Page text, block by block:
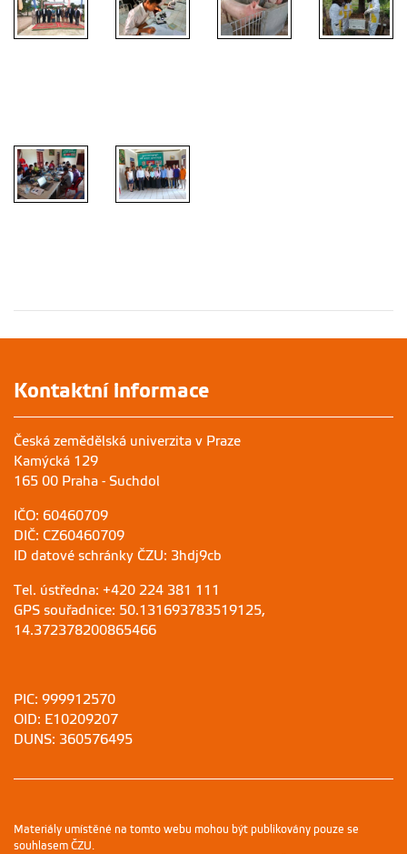
Kontaktní informace
Česká zemědělská univerzita v Praze
Kamýcká 129
165 00 Praha - Suchdol
IČO: 60460709
DIČ: CZ60460709
ID datové schránky ČZU: 3hdj9cb
Tel. ústředna: +420 224 381 111
GPS souřadnice: 50.131693783519125,
14.372378200865466
PIC: 999912570
OID: E10209207
DUNS: 360576495
Materiály umístěné na tomto webu mohou být publikovány pouze se
souhlasem ČZU.